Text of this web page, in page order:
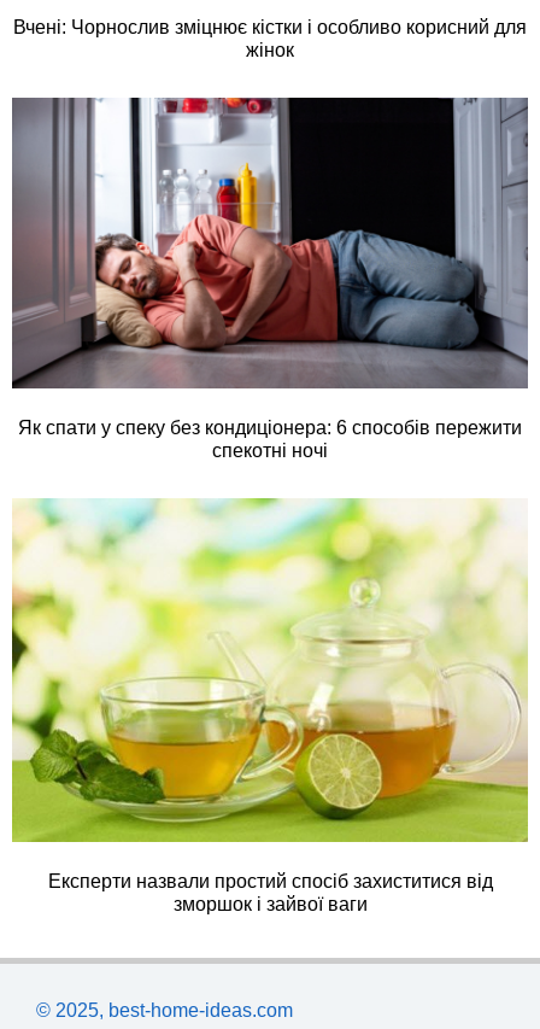
Вчені: Чорнослив зміцнює кістки і особливо корисний для
жінок
Як спати у спеку без кондиціонера: 6 способів пережити
спекотні ночі
Експерти назвали простий спосіб захиститися від
зморшок і зайвої ваги
© 2025, best-home-ideas.com